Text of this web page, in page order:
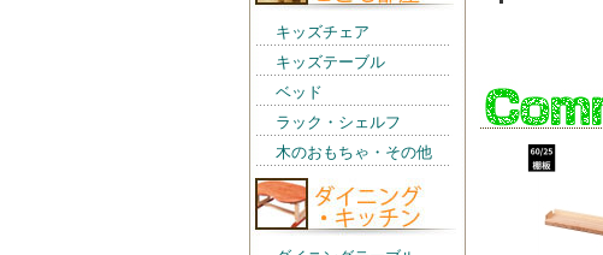
キッズチェア
キッズテーブル
ベッド
ラック・シェルフ
木のおもちゃ・その他